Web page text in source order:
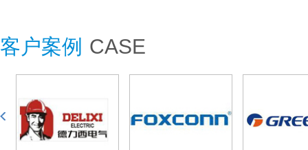
客户案例 CASE